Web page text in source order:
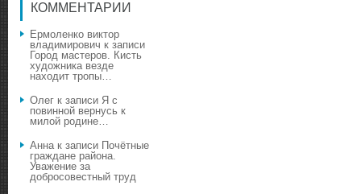
КОММЕНТАРИИ
Ермоленко виктор
владимирович к записи
Город мастеров. Кисть
художника везде
находит тропы…
Олег к записи Я с
повинной вернусь к
милой родине…
Аннак записи Почётные
граждане района.
Уважение за
добросовестный труд